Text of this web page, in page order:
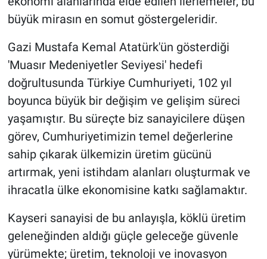
büyük mirasın en somut göstergeleridir.
Gazi Mustafa Kemal Atatürk'ün gösterdiği
'Muasır Medeniyetler Seviyesi' hedefi
doğrultusunda Türkiye Cumhuriyeti, 102 yıl
boyunca büyük bir değişim ve gelişim süreci
yaşamıştır. Bu süreçte biz sanayicilere düşen
görev, Cumhuriyetimizin temel değerlerine
sahip çıkarak ülkemizin üretim gücünü
artırmak, yeni istihdam alanları oluşturmak ve
ihracatla ülke ekonomisine katkı sağlamaktır.
Kayseri sanayisi de bu anlayışla, köklü üretim
geleneğinden aldığı güçle geleceğe güvenle
yürümekte; üretim, teknoloji ve inovasyon